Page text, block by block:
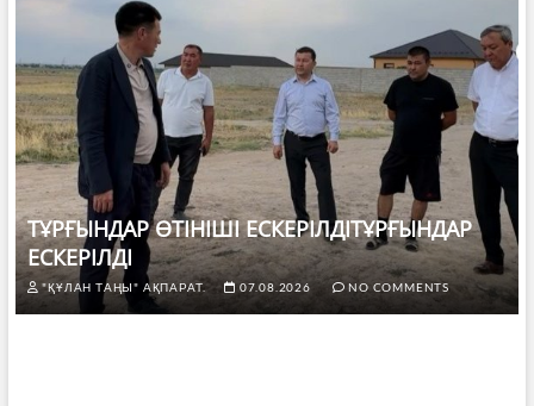
ТҰРҒЫНДАР ӨТІНІШІ ЕСКЕРІЛДІТҰРҒЫНДАР
ЕСКЕРІЛДІ
"ҚҰЛАН ТАҢЫ" АҚПАРАТ. 07.08.2026 NO COMMENTS